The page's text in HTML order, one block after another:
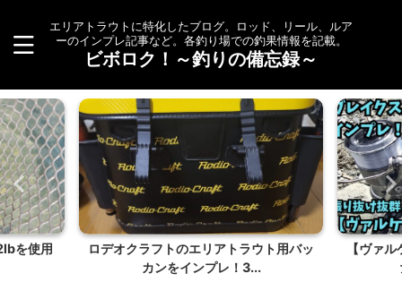
エリアトラウトに特化したブログ。ロッド、リール、ルア
ーのインプレ記事など。各釣り場での釣果情報を記載。
ビボロク！～釣りの備忘録～
を使用
ロデオクラフトのエリアトラウト用バッ
カンをインプレ！3...
【ヴァ